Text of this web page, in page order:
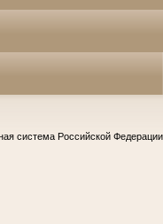
система Российской